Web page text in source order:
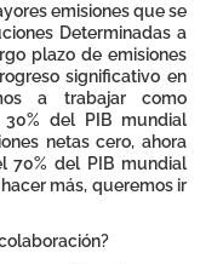
emisiones que se
Determinadas a
plazo de emisiones
significativo en
a trabajar como
30% del PIB mundial
netas cero, ahora
70% del PIB mundial
más, queremos ir